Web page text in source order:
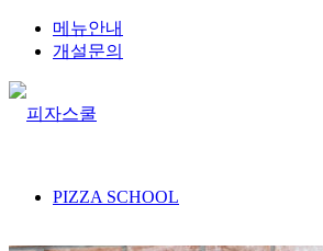
메뉴안내
개설문의
PIZZA SCHOOL